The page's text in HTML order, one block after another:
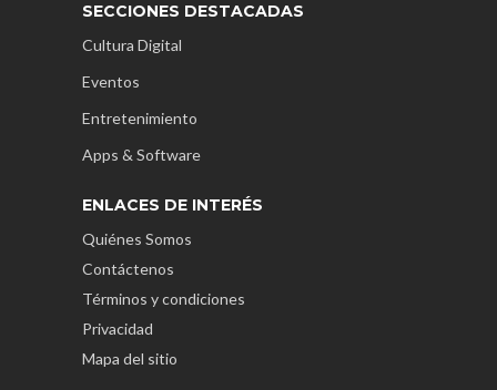
SECCIONES DESTACADAS
Cultura Digital
Eventos
Entretenimiento
Apps & Software
ENLACES DE INTERÉS
Quiénes Somos
Contáctenos
Términos y condiciones
Privacidad
Mapa del sitio